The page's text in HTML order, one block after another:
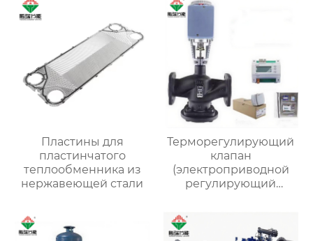
Пластины для
пластинчатого
теплообменника из
нержавеющей стали
Терморегулирующий
клапан
(электроприводной
регулирующий